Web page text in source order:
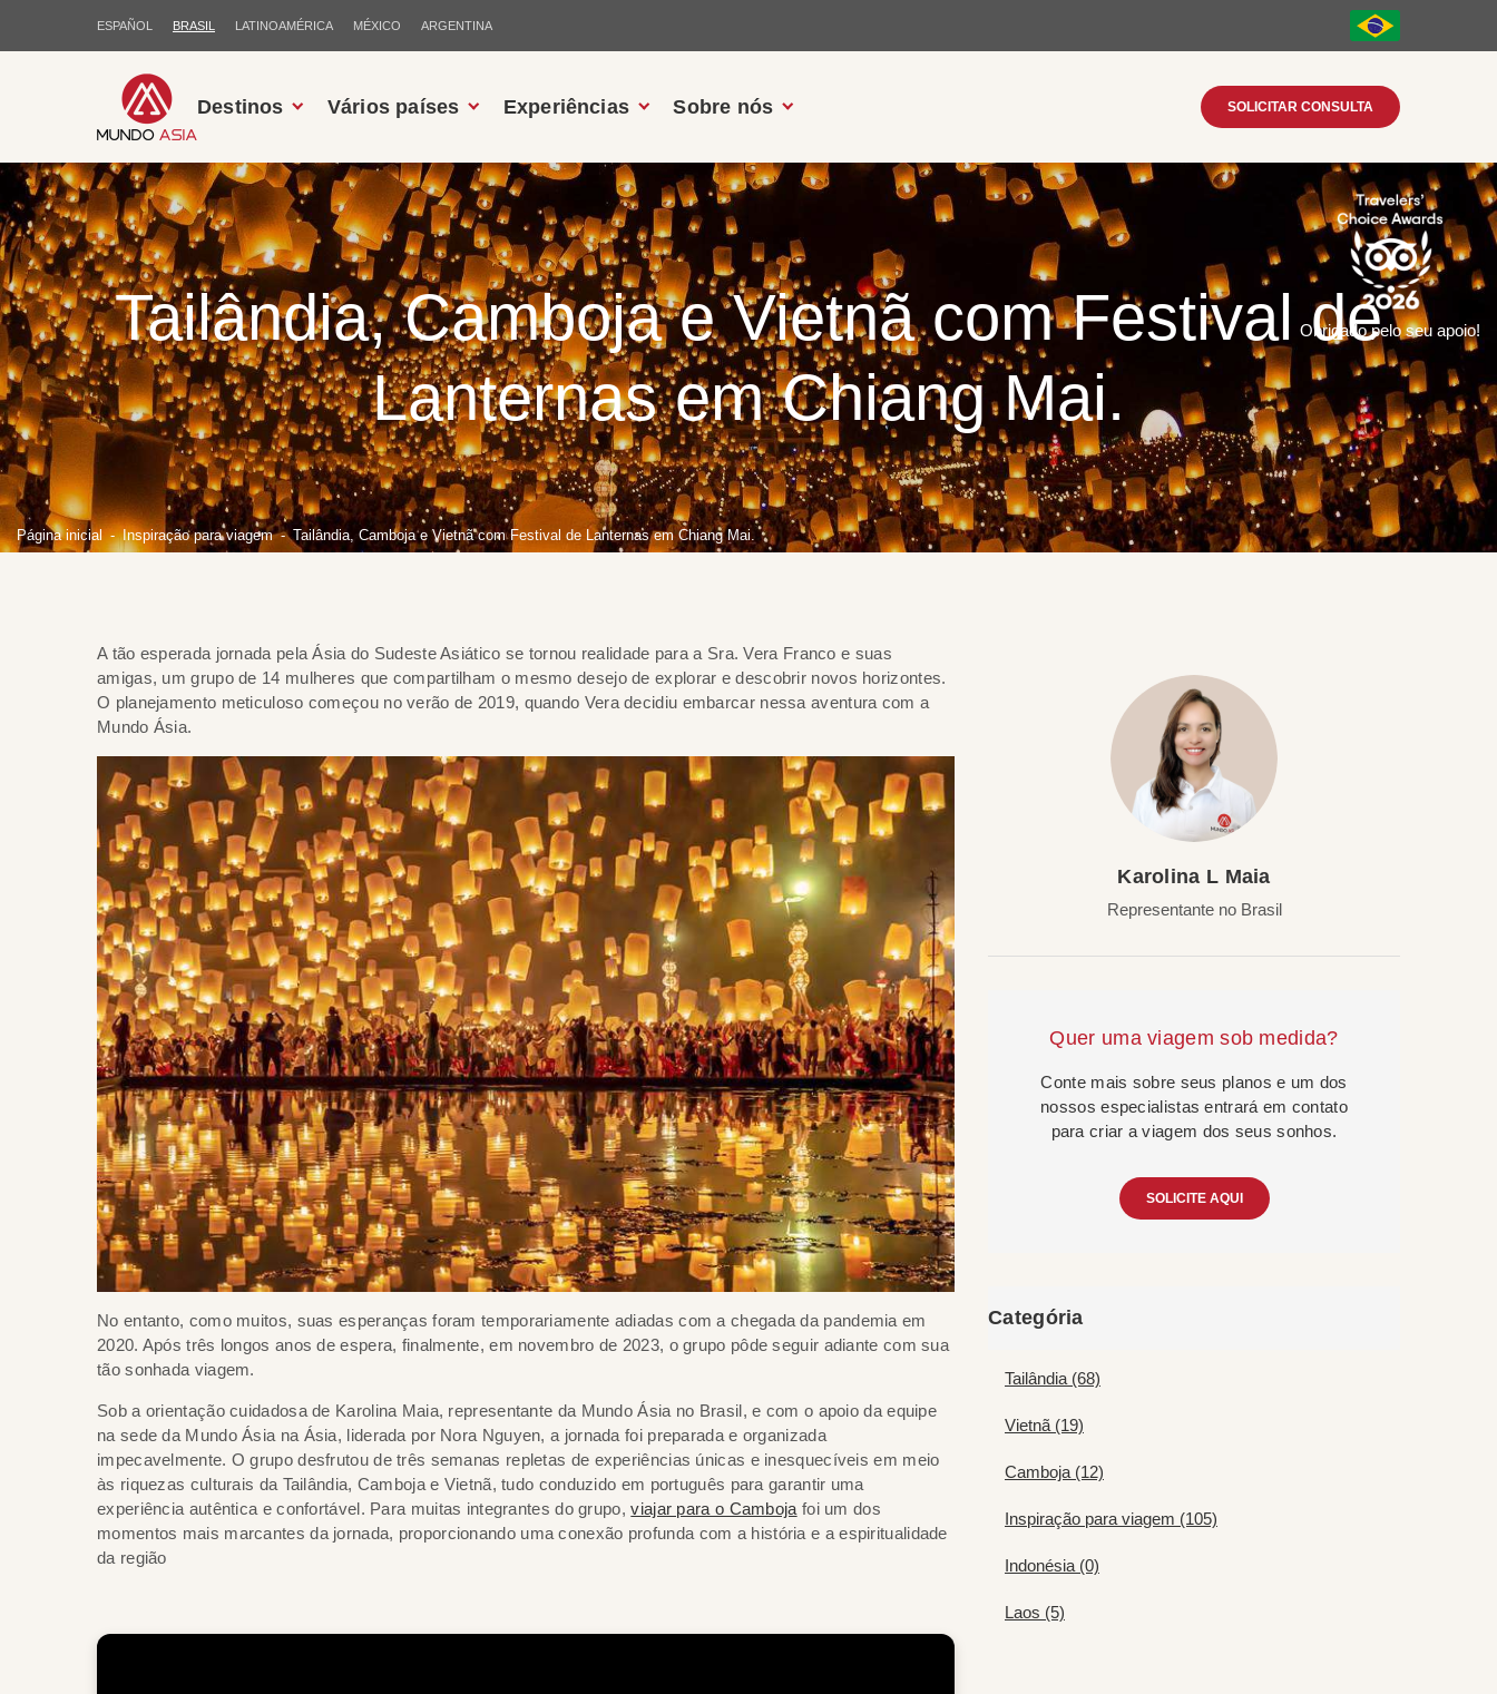
ESPAÑOL BRASIL LATINOAMÉRICA MÉXICO ARGENTINA
Destinos Vários países Experiências Sobre nós SOLICITAR CONSULTA
Tailândia, Camboja e Vietnã com Festival de
Lanternas em Chiang Mai.
Página inicial Inspiração para viagem Tailândia, Camboja e Vietnã com Festival de Lanternas em Chiang Mai.
Obrigado pelo seu apoio!
A tão esperada jornada pela Ásia do Sudeste Asiático se tornou realidade para a Sra. Vera Franco e suas
amigas, um grupo de 14 mulheres que compartilham o mesmo desejo de explorar e descobrir novos horizontes.
O planejamento meticuloso começou no verão de 2019, quando Vera decidiu embarcar nessa aventura com a
Mundo Ásia.
No entanto, como muitos, suas esperanças foram temporariamente adiadas com a chegada da pandemia em
2020. Após três longos anos de espera, finalmente, em novembro de 2023, o grupo pôde seguir adiante com sua
tão sonhada viagem.
Sob a orientação cuidadosa de Karolina Maia, representante da Mundo Ásia no Brasil, e com o apoio da equipe
na sede da Mundo Ásia na Ásia, liderada por Nora Nguyen, a jornada foi preparada e organizada
impecavelmente. O grupo desfrutou de três semanas repletas de experiências únicas e inesquecíveis em meio
às riquezas culturais da Tailândia, Camboja e Vietnã, tudo conduzido em português para garantir uma
experiência autêntica e confortável. Para muitas integrantes do grupo,viajar para o Camboja foi um dos
momentos mais marcantes da jornada, proporcionando uma conexão profunda com a história e a espiritualidade
da região
Karolina L Maia
Representante no Brasil
Quer uma viagem sob medida?
Conte mais sobre seus planos e um dos
nossos especialistas entrará em contato
para criar a viagem dos seus sonhos.
SOLICITE AQUI
Categória
Tailândia (68)
Vietnã (19)
Camboja (12)
Inspiração para viagem (105)
Indonésia (0)
Laos (5)